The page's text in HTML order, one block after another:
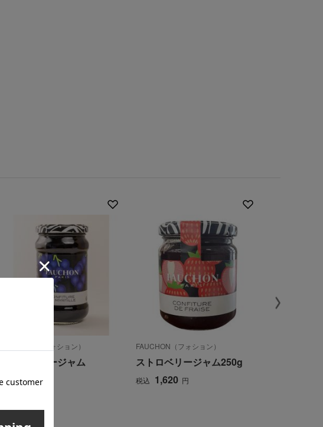
FAUCHON（フォション）
ブルーベリージャム
税込 2,484
FAUCHON（フォション）
ストロベリージャム250g
税込 1,620 円